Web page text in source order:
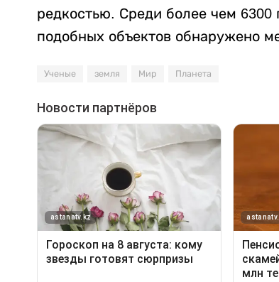
редкостью. Среди более чем 6300
подобных объектов обнаружено
Ученые земля Мир Планета